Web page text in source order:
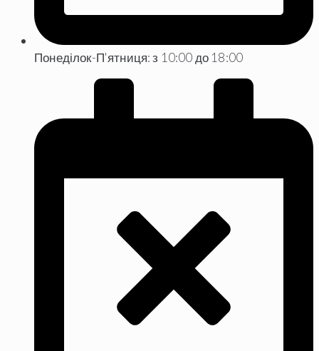
Понеділок-П'ятниця: з 10:00 до 18:00